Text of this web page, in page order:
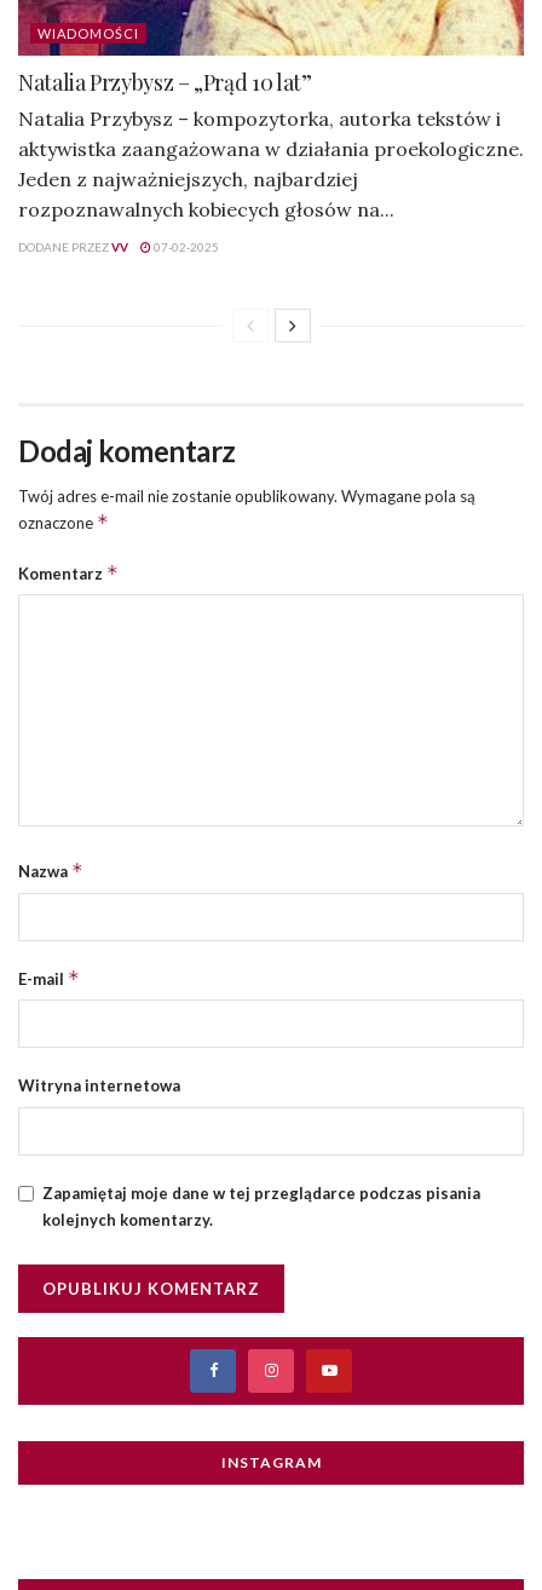
WIADOMOŚCI
Natalia Przybysz – „Prąd 10 lat”
Natalia Przybysz – kompozytorka, autorka tekstów i
aktywistka zaangażowana w działania proekologiczne.
Jeden z najważniejszych, najbardziej
rozpoznawalnych kobiecych głosów na...
DODANE PRZEZVV 07-02-2025
Dodaj komentarz
Twój adres e-mail nie zostanie opublikowany. Wymagane pola są
oznaczone *
Komentarz *
Nazwa *
E-mail *
Witryna internetowa
Zapamiętaj moje dane w tej przeglądarce podczas pisania
kolejnych komentarzy.
INSTAGRAM